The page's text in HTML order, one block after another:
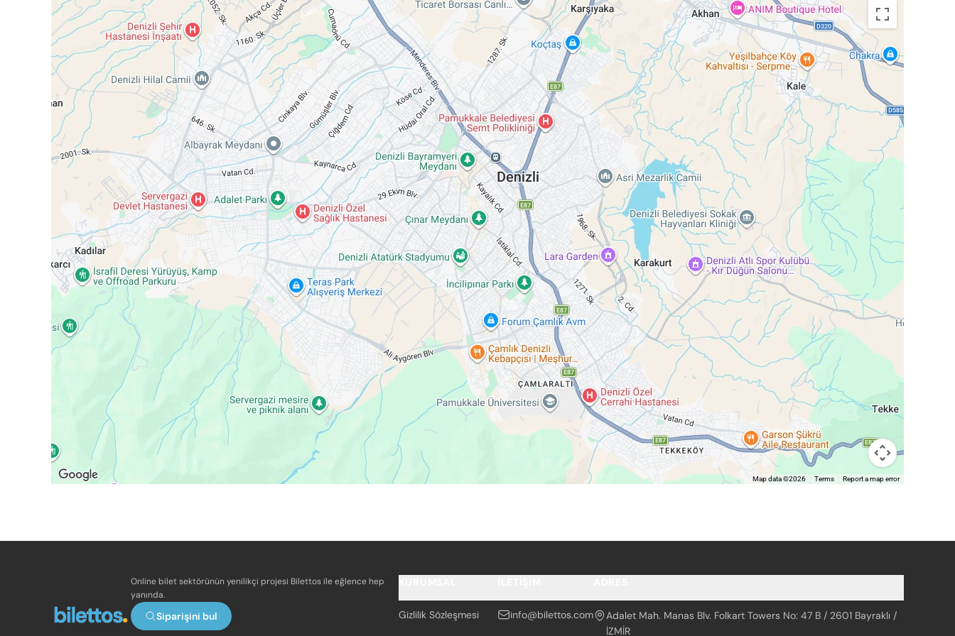
Map data ©2026 Terms Report a map error
Online bilet sektörünün yenilikçi projesi Bilettos ile eğlence hep
yanında.
Siparişini bul Gizlilik Sözleşmesi info@bilettos.com
Adalet Mah. Manas Blv. Folkart Towers No: 47 B / 2601 Bayraklı /
İZMİR